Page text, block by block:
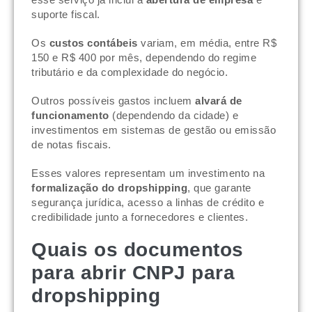
suporte fiscal.
Os custos contábeis variam, em média, entre R$
150 e R$ 400 por mês, dependendo do regime
tributário e da complexidade do negócio.
Outros possíveis gastos incluem alvará de
funcionamento (dependendo da cidade) e
investimentos em sistemas de gestão ou emissão
de notas fiscais.
Esses valores representam um investimento na
formalização do dropshipping, que garante
segurança jurídica, acesso a linhas de crédito e
credibilidade junto a fornecedores e clientes.
Quais os documentos
para abrir CNPJ para
dropshipping